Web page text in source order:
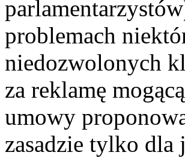
problemach
niedozwolonych
za reklamę
umowy
zasadzie tylko dla